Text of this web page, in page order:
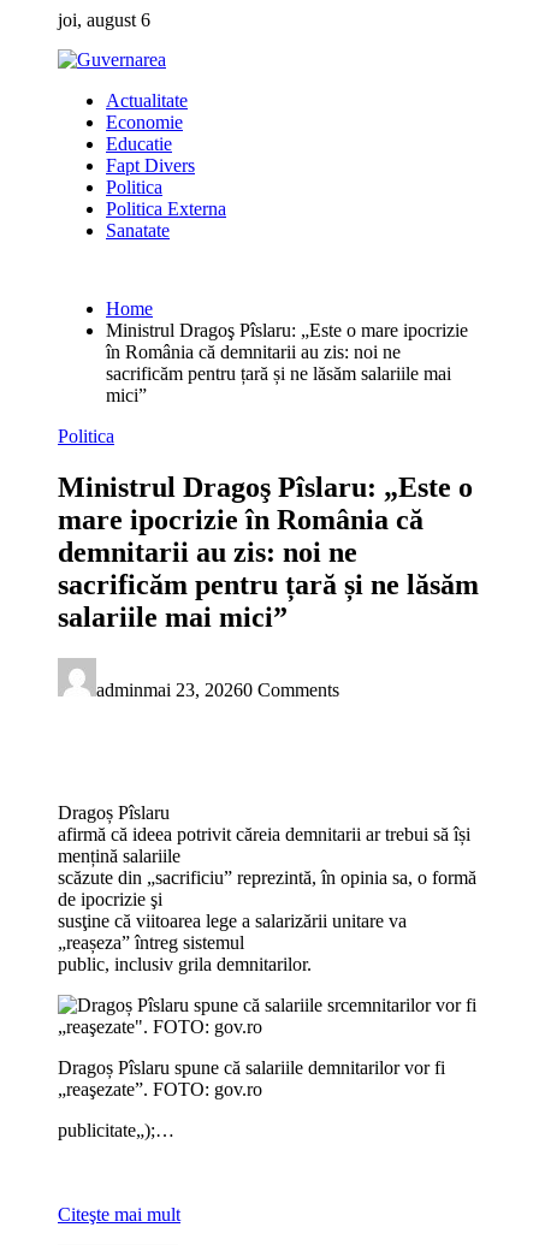
content
joi, august 6
Actualitate
Economie
Educatie
Fapt Divers
Politica
Politica Externa
Sanatate
Home
Ministrul Dragoş Pîslaru: „Este o mare ipocrizie
în România că demnitarii au zis: noi ne
sacrificăm pentru țară și ne lăsăm salariile mai
mici”
Politica
Ministrul Dragoş Pîslaru: „Este o
mare ipocrizie în România că
demnitarii au zis: noi ne
sacrificăm pentru țară și ne lăsăm
salariile mai mici”
adminmai 23, 20260 Comments
Dragoș Pîslaru
afirmă că ideea potrivit căreia demnitarii ar trebui să își
mențină salariile
scăzute din „sacrificiu” reprezintă, în opinia sa, o formă
de ipocrizie şi
susţine că viitoarea lege a salarizării unitare va
„reașeza” întreg sistemul
public, inclusiv grila demnitarilor.
Dragoș Pîslaru spune că salariile demnitarilor vor fi
„reaşezate”. FOTO: gov.ro
publicitate„);…
Citeşte mai mult